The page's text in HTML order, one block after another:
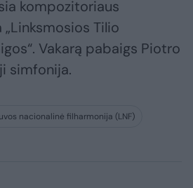
kompozitoriaus
Tilio
Vakarą pabaigs Piotro
simfonija.
nacionalinė filharmonija (LNF)